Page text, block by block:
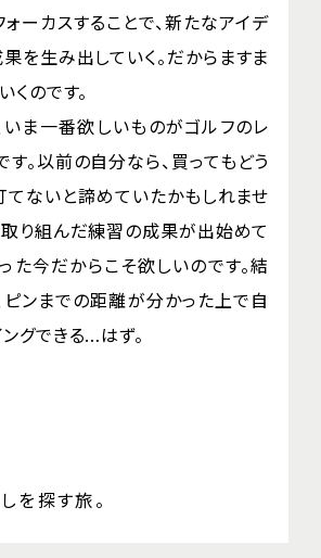
ーカスすることで、新たなアイデ
を生み出していく。だからますま
くのです。
いま一番欲しいものがゴルフのレ
。以前の自分なら、買ってもどう
てないと諦めていたかもしれませ
取り組んだ練習の成果が出始めて
た今だからこそ欲しいのです。結
ピンまでの距離が分かった上で自
グできる…はず。